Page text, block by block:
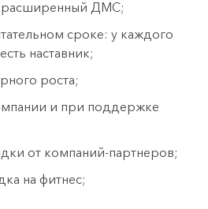
расширенный ДМС;
сроке: у каждого
наставник;
роста;
и при поддержке
от компаний-партнеров;
на фитнес;